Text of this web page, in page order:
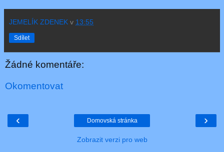
JEMELÍK ZDENEK v 13:55
Sdílet
Žádné komentáře:
Okomentovat
‹ ›
Domovská stránka
Zobrazit verzi pro web